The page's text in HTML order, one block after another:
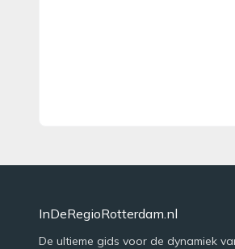
InDeRegioRotterdam.nl
De ultieme gids voor de dynamiek